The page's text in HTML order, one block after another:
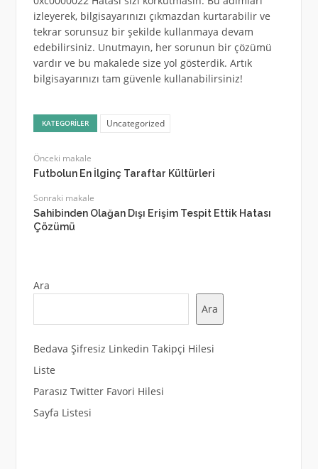
izleyerek, bilgisayarınızı çıkmazdan kurtarabilir ve
tekrar sorunsuz bir şekilde kullanmaya devam
edebilirsiniz. Unutmayın, her sorunun bir çözümü
vardır ve bu makalede size yol gösterdik. Artık
bilgisayarınızı tam güvenle kullanabilirsiniz!
KATEGORILER Uncategorized
Önceki makale
Futbolun En İlginç Taraftar Kültürleri
Sonraki makale
Sahibinden Olağan Dışı Erişim Tespit Ettik Hatası
Çözümü
Ara
Ara
Bedava Şifresiz Linkedin Takipçi Hilesi
Liste
Parasız Twitter Favori Hilesi
Sayfa Listesi